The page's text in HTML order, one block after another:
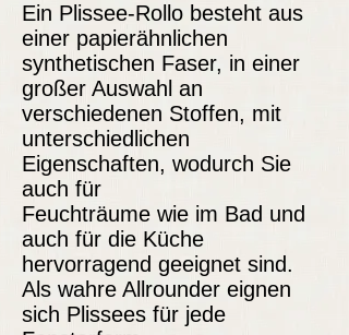
Ein Plissee-Rollo besteht aus
einer papierähnlichen
synthetischen Faser, in einer
großer Auswahl an
verschiedenen Stoffen, mit
unterschiedlichen
Eigenschaften, wodurch Sie
auch für
Feuchträume wie im Bad und
auch für die Küche
hervorragend geeignet sind.
Als wahre Allrounder eignen
sich Plissees für jede